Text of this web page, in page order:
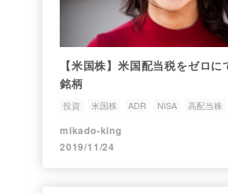
【米国株】米国配当税をゼロ
銘柄
投資 米国株 ADR NISA 高配当株
mikado-king
2019/11/24